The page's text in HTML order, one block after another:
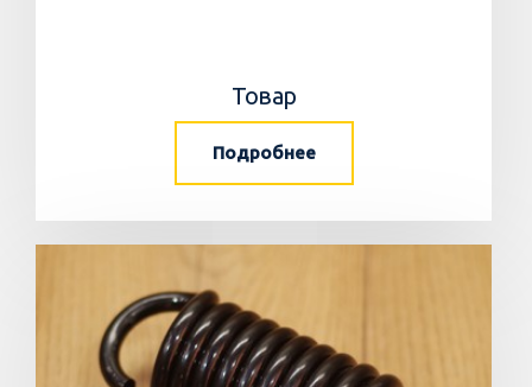
Товар
Подробнее